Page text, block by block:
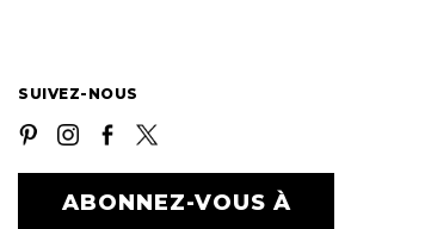
SUIVEZ-NOUS
ABONNEZ-VOUS À